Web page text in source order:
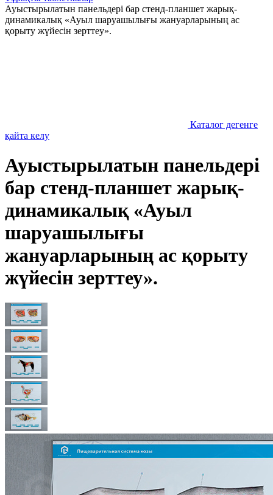
Ауыстырылатын панельдері бар стенд-планшет жарық-
динамикалық «Ауыл шаруашылығы жануарларының ас
қорыту жүйесін зерттеу».
Каталог дегенге
қайта келу
Ауыстырылатын панельдері
бар стенд-планшет жарық-
динамикалық «Ауыл
шаруашылығы
жануарларының ас қорыту
жүйесін зерттеу».